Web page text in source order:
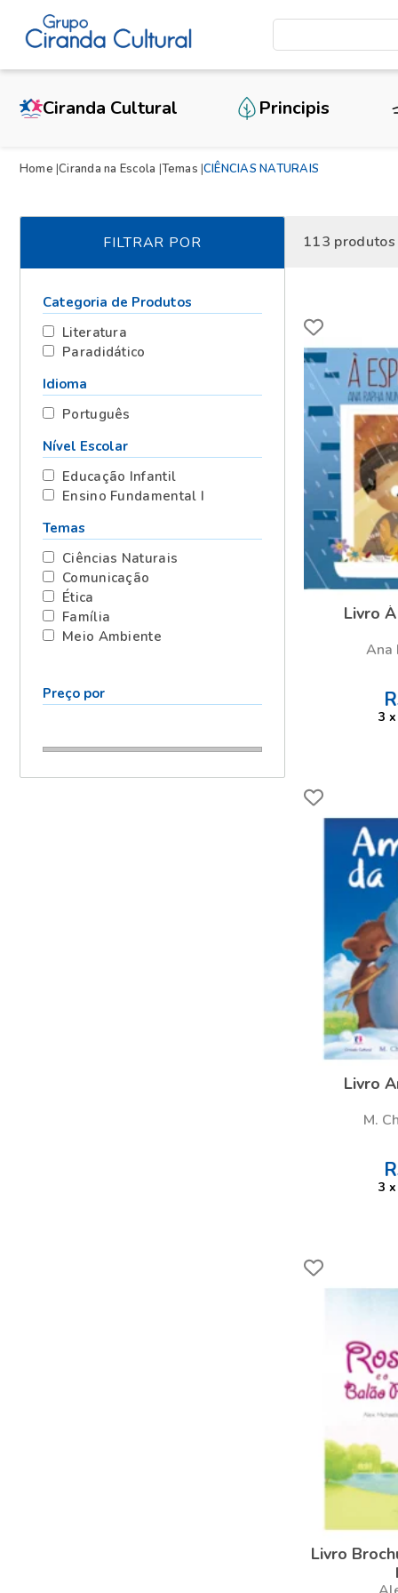
Ciranda Cultural Principis
Home Ciranda na Escola Temas CIÊNCIAS NATURAIS
FILTRAR POR
Categoria de Produtos
Literatura
Paradidático
Idioma
Português
Nível Escolar
Educação Infantil
Ensino Fundamental I
Temas
Ciências Naturais
Comunicação
Ética
Família
Meio Ambiente
Preço por
113
Livro
Ana
3 x
Livro
M.
3 x
Livro